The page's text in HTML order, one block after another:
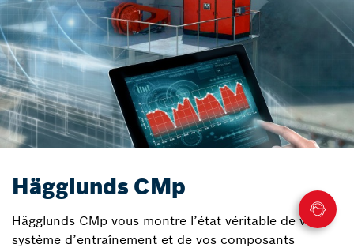
Hägglunds CMp
Hägglunds CMp vous montre l’état véritable de votre
système d’entraînement et de vos composants